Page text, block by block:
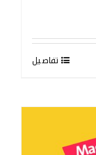
تفاصيل